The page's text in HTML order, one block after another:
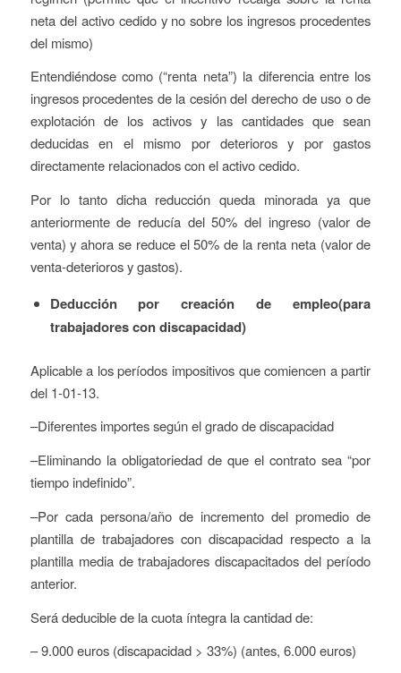
neta del activo cedido y no sobre los ingresos procedentes
del mismo)
Entendiéndose como (“renta neta”) la diferencia entre los
ingresos procedentes de la cesión del derecho de uso o de
explotación de los activos y las cantidades que sean
deducidas en el mismo por deterioros y por gastos
directamente relacionados con el activo cedido.
Por lo tanto dicha reducción queda minorada ya que
anteriormente de reducía del 50% del ingreso (valor de
venta) y ahora se reduce el 50% de la renta neta (valor de
venta-deterioros y gastos).
Deducción por creación de empleo(para
trabajadores con discapacidad)
Aplicable a los períodos impositivos que comiencen a partir
del 1-01-13.
–Diferentes importes según el grado de discapacidad
–Eliminando la obligatoriedad de que el contrato sea “por
tiempo indefinido”.
–Por cada persona/año de incremento del promedio de
plantilla de trabajadores con discapacidad respecto a la
plantilla media de trabajadores discapacitados del período
anterior.
Será deducible de la cuota íntegra la cantidad de:
– 9.000 euros (discapacidad > 33%) (antes, 6.000 euros)